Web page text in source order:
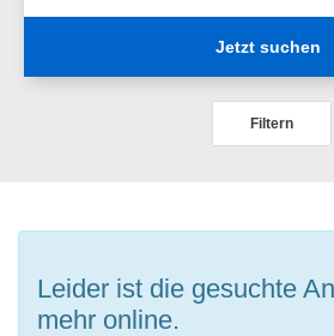
Jetzt suchen
Filtern
Leider ist die gesuchte
mehr online.